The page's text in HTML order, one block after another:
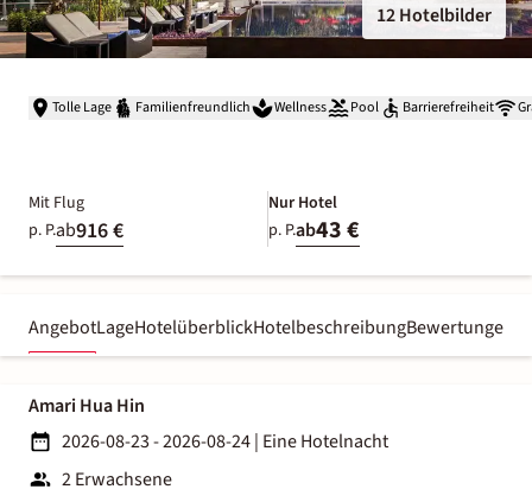
12 Hotelbilder
Tolle Lage Familienfreundlich Wellness Pool Barrierefreiheit
Mit Flug
p. P.ab916 €
Nur Hotel
p. P.ab43 €
AngebotLageHotelüberblickHotelbeschreibungBewertungen
Amari Hua Hin
2026-08-23 - 2026-08-24| Eine Hotelnacht
2 Erwachsene